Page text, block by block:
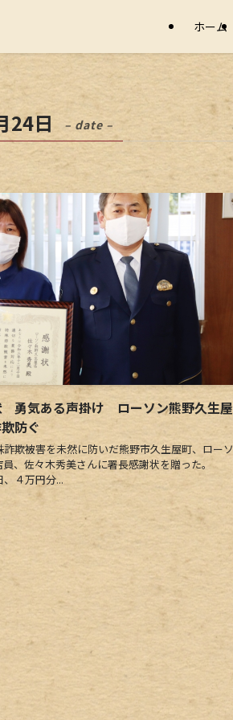
ホーム
24日 – date –
勇気ある声掛け ローソン熊野久生屋
防ぐ
欺被害を未然に防いだ熊野市久生屋町、ローソ
員、佐々木秀美さんに署長感謝状を贈った。
４万円分...